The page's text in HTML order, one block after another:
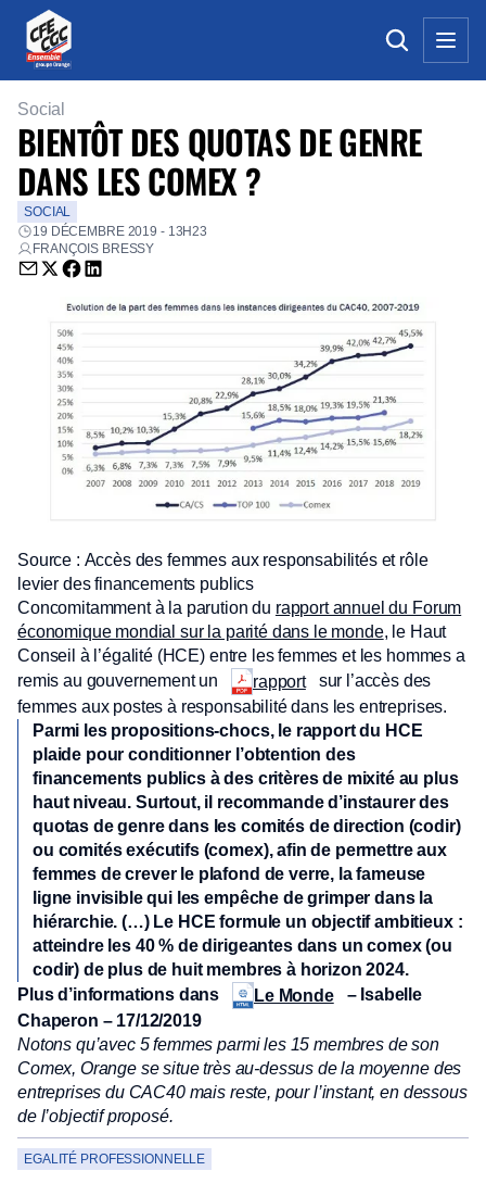
Social
BIENTÔT DES QUOTAS DE GENRE
DANS LES COMEX ?
SOCIAL
19 DÉCEMBRE 2019 - 13H23
FRANÇOIS BRESSY
Envoyer par email (nouvelle fenêtre)
Partager sur Twitter (nouvelle fenêtre)
Partager sur Facebook (nouvelle fenêtre)
Partager sur LinkedIn (nouvelle fenêtre)
Source : Accès des femmes aux responsabilités et rôle
levier des financements publics
Concomitamment à la parution du rapport annuel du Forum
économique mondial sur la parité dans le monde, le Haut
Conseil à l’égalité (HCE) entre les femmes et les hommes a
remis au gouvernement un
rapport
sur l’accès des
femmes aux postes à responsabilité dans les entreprises.
Parmi les propositions-chocs, le rapport du HCE
plaide pour conditionner l’obtention des
financements publics à des critères de mixité au plus
haut niveau. Surtout, il recommande d’instaurer des
quotas de genre dans les comités de direction (codir)
ou comités exécutifs (comex), afin de permettre aux
femmes de crever le plafond de verre, la fameuse
ligne invisible qui les empêche de grimper dans la
hiérarchie. (…) Le HCE formule un objectif ambitieux :
atteindre les 40 % de dirigeantes dans un comex (ou
codir) de plus de huit membres à horizon 2024.
Plus d’informations dans
Le Monde
– Isabelle
Chaperon – 17/12/2019
Notons qu’avec 5 femmes parmi les 15 membres de son
Comex, Orange se situe très au-dessus de la moyenne des
entreprises du CAC40 mais reste, pour l’instant, en dessous
de l’objectif proposé.
EGALITÉ PROFESSIONNELLE